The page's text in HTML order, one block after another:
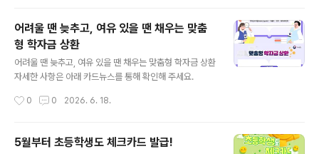
어려울 땐 늦추고, 여유 있을 땐 채우는 맞춤
형 학자금 상환
어려울 땐 늦추고, 여유 있을 땐 채우는 맞춤형 학자금 상환
자세한 사항은 아래 카드뉴스를 통해 확인해 주세요.
0 0 2026. 6. 18.
5월부터 초등학생도 체크카드 발급!